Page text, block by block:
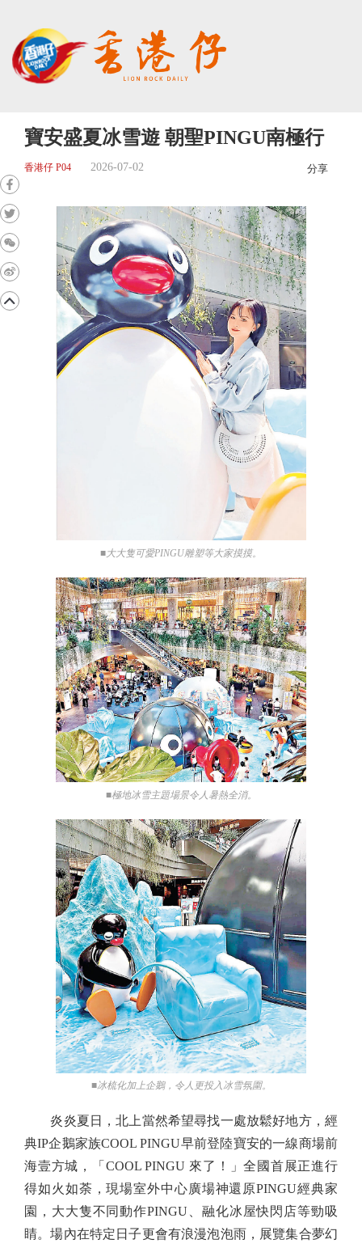
寶安盛夏冰雪遊 朝聖PINGU南極行
香港仔 P04 2026-07-02 分享
■大大隻可愛PINGU雕塑等大家摸摸。
■極地冰雪主題場景令人暑熱全消。
■冰梳化加上企鵝，令人更投入冰雪氛圍。
炎炎夏日，北上當然希望尋找一處放鬆好地方，經
典IP企鵝家族COOL PINGU早前登陸寶安的一線商場前
海壹方城，「COOL PINGU 來了！」全國首展正進行
得如火如荼，現場室外中心廣場神還原PINGU經典家
園，大大隻不同動作PINGU、融化冰屋快閃店等勁吸
睛。場內在特定日子更會有浪漫泡泡雨，展覽集合夢幻